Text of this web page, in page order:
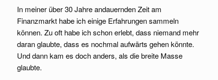
In meiner über 30 Jahre andauernden Zeit am
Finanzmarkt habe ich einige Erfahrungen sammeln
können. Zu oft habe ich schon erlebt, dass niemand mehr
daran glaubte, dass es nochmal aufwärts gehen könnte.
Und dann kam es doch anders, als die breite Masse
glaubte.